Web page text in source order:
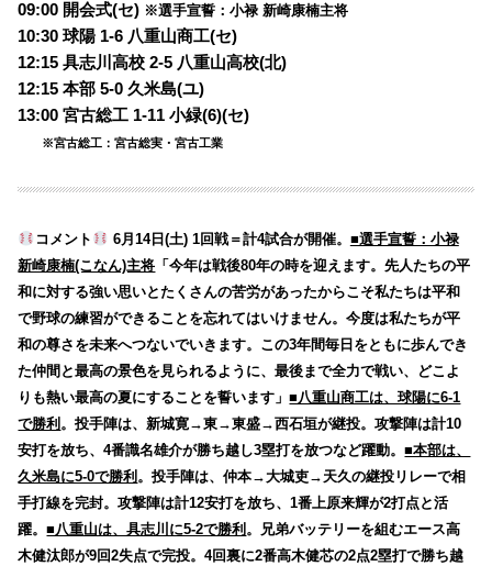
09:00 開会式(セ) ※選手宣誓：小禄 新崎康楠主将
10:30 球陽 1-6 八重山商工(セ)
12:15 具志川高校 2-5 八重山高校(北)
12:15 本部 5-0 久米島(ユ)
13:00 宮古総工 1-11 小緑(6)(セ)
※宮古総工：宮古総実・宮古工業
コメント 6月14日(土) 1回戦＝計4試合が開催。 ■選手宣誓：小禄
新崎康楠(こなん)主将 「今年は戦後80年の時を迎えます。先人たちの平
和に対する強い思いとたくさんの苦労があったからこそ私たちは平和
で野球の練習ができることを忘れてはいけません。今度は私たちが平
和の尊さを未来へつないでいきます。この3年間毎日をともに歩んでき
た仲間と最高の景色を見られるように、最後まで全力で戦い、どこよ
りも熱い最高の夏にすることを誓います」■八重山商工は、球陽に6-1
で勝利 。投手陣は、新城寛→東→東盛→西石垣が継投。攻撃陣は計10
安打を放ち、4番識名雄介が勝ち越し3塁打を放つなど躍動。■本部は、
久米島に5-0で勝利 。投手陣は、仲本→大城吏→天久の継投リレーで相
手打線を完封。攻撃陣は計12安打を放ち、1番上原来輝が2打点と活
躍。■八重山は、具志川に5-2で勝利 。兄弟バッテリーを組むエース高
木健汰郎が9回2失点で完投。4回裏に2番高木健芯の2点2塁打で勝ち越